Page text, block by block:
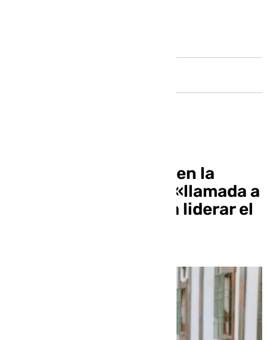
El portavoz del PSOE en la
Diputación asume la «llamada a
la unidad» y no opta a liderar el